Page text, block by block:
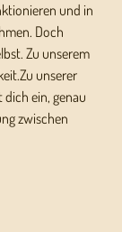
und in
Doch
Zu unserem
unserer
ein, genau
zwischen